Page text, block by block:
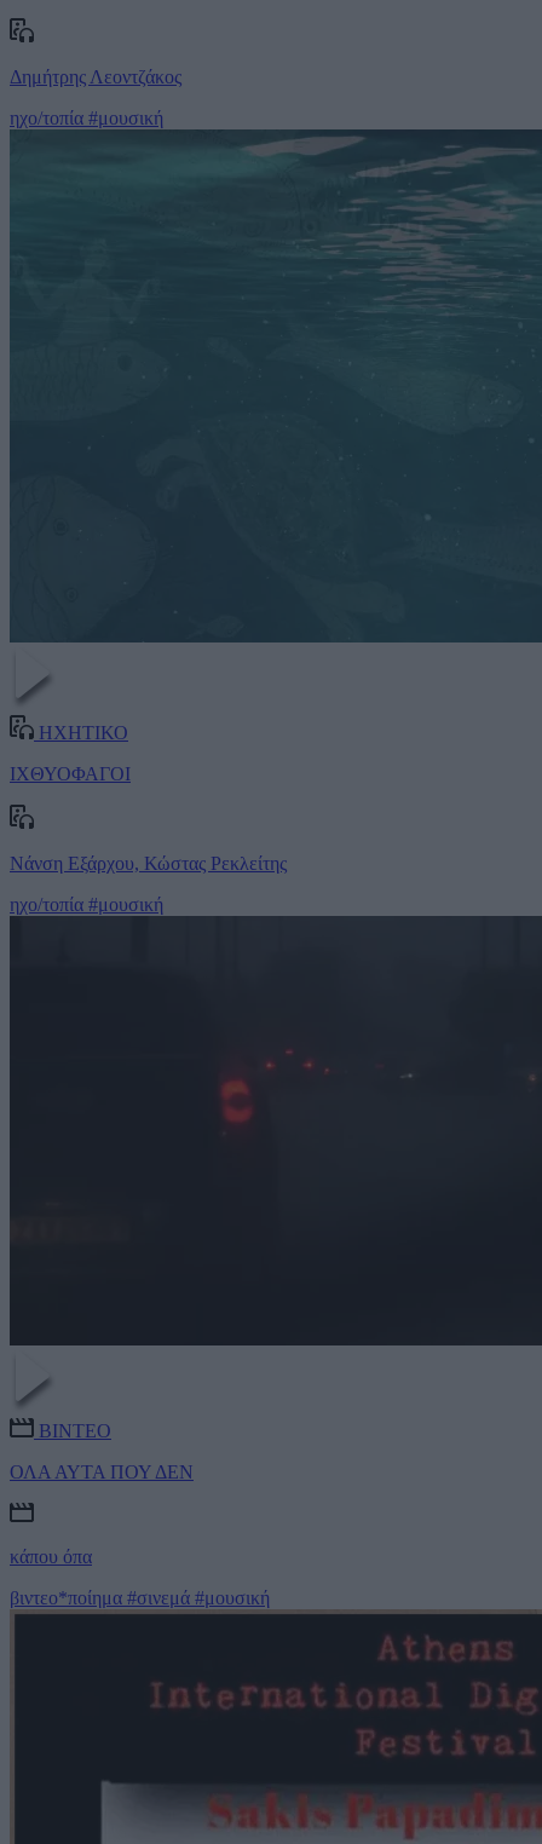
Δημήτρης Λεοντζάκος
ηχο/τοπία #μουσική
ΗΧΗΤΙΚΟ
IΧΘΥΟΦΑΓΟΙ
Νάνση Εξάρχου, Κώστας Ρεκλείτης
ηχο/τοπία #μουσική
ΒΙΝΤΕΟ
ΟΛΑ ΑΥΤΑ ΠΟΥ ΔΕΝ
κάπου όπα
βιντεο*ποίημα #σινεμά #μουσική